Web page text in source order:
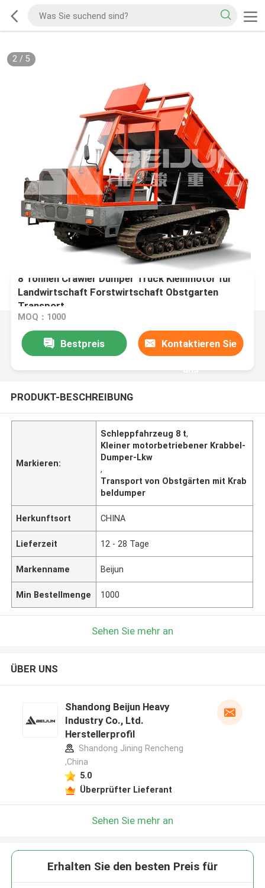
2/ 5
8 Tonnen Crawler Dumper Truck Kleinmotor für
Landwirtschaft Forstwirtschaft Obstgarten
Transport
MOQ：1000
Bestpreis Kontaktieren Sie
uns
PRODUKT-BESCHREIBUNG
Markieren:
Schleppfahrzeug 8 t,
Kleiner motorbetriebener Krabbel-
Dumper-Lkw
,
Transport von Obstgärten mit Krab
beldumper
Herkunftsort CHINA
Lieferzeit 12 - 28 Tage
Markenname Beijun
Min Bestellmenge 1000
Sehen Sie mehr an
ÜBER UNS
Shandong Beijun Heavy
Industry Co., Ltd.
Herstellerprofil
Shandong Jining Rencheng
,China
5.0
Überprüfter Lieferant
Sehen Sie mehr an
Erhalten Sie den besten Preis für